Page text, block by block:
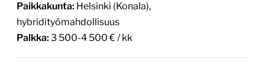
Paikkakunta: Helsinki (Konala),
hybridityömahdollisuus
Palkka: 3 500-4 500 € / kk